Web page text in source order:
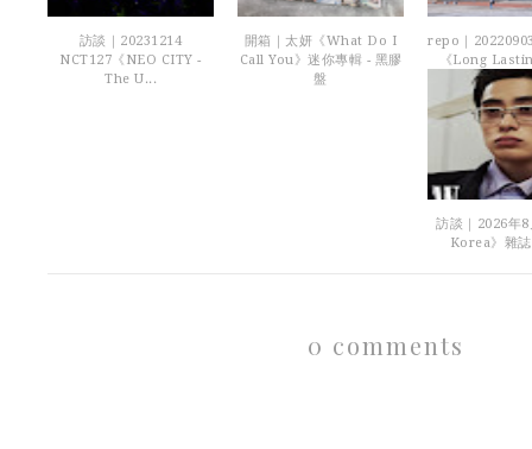
訪談｜20231214
NCT127《NEO CITY -
The U...
開箱｜太妍《What Do I
Call You》迷你專輯 - 黑膠
盤
repo｜
《Long
訪談｜2026年
Korea》雜
0 comments